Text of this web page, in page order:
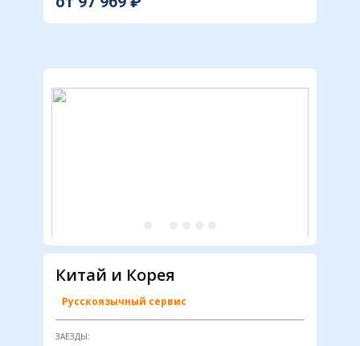
Китай и Корея
Русскоязычный сервис
ЗАЕЗДЫ: